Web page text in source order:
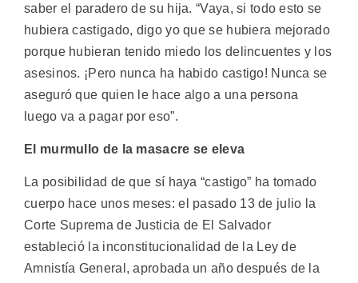
saber el paradero de su hija. “Vaya, si todo esto se
hubiera castigado, digo yo que se hubiera mejorado
porque hubieran tenido miedo los delincuentes y los
asesinos. ¡Pero nunca ha habido castigo! Nunca se
aseguró que quien le hace algo a una persona
luego va a pagar por eso”.
El murmullo de la masacre se eleva
La posibilidad de que sí haya “castigo” ha tomado
cuerpo hace unos meses: el pasado 13 de julio la
Corte Suprema de Justicia de El Salvador
estableció la inconstitucionalidad de la Ley de
Amnistía General, aprobada un año después de la